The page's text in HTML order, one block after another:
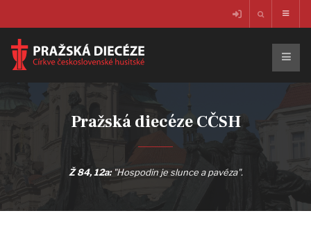
Pražská diecéze CČSH
Ž 84, 12a:"Hospodin je slunce a pavéza".